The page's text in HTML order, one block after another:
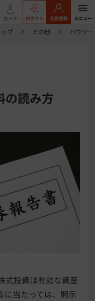
0
カート ログイン 会員登録 メニュー
プ その他 ハウツー
の読み方
式投資は有効な資産
に当たっては、開示